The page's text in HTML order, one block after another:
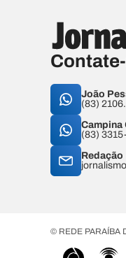
João
(83)
Campina
(83)
Redação
© REDE PARAÍBA